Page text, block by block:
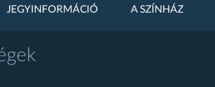
JEGYINFORMÁCIÓ A SZÍNHÁZ